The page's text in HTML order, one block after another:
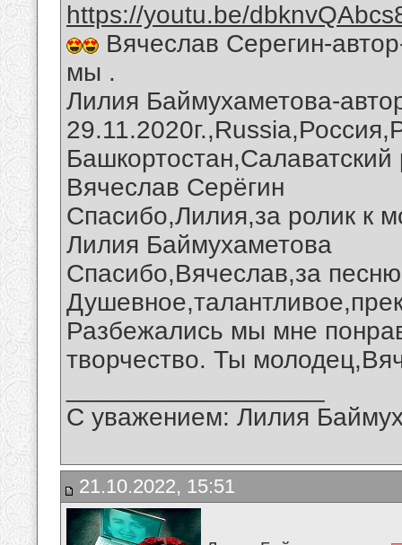
https://youtu.be/
Вячеслав Серегин-
мы .
Лилия Баймухаметова-
Вячеслав Серёгин
Спасибо,Лилия,за ролик к
Лилия Баймухаметова
Спасибо,Вячеслав,за
Разбежались мы мне
творчество. Ты
С уважением: Лилия
21.10.2022, 15:51